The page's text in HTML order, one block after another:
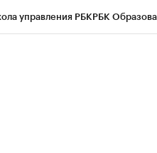
управления РБКРБК